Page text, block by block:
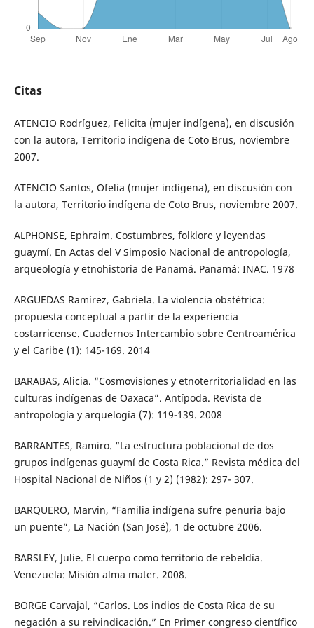
Citas
ATENCIO Rodríguez, Felicita (mujer indígena), en discusión
con la autora, Territorio indígena de Coto Brus, noviembre
2007.
ATENCIO Santos, Ofelia (mujer indígena), en discusión con
la autora, Territorio indígena de Coto Brus, noviembre 2007.
ALPHONSE, Ephraim. Costumbres, folklore y leyendas
guaymí. En Actas del V Simposio Nacional de antropología,
arqueología y etnohistoria de Panamá. Panamá: INAC. 1978
ARGUEDAS Ramírez, Gabriela. La violencia obstétrica:
propuesta conceptual a partir de la experiencia
costarricense. Cuadernos Intercambio sobre Centroamérica
y el Caribe (1): 145-169. 2014
BARABAS, Alicia. “Cosmovisiones y etnoterritorialidad en las
culturas indígenas de Oaxaca”. Antípoda. Revista de
antropología y arquelogía (7): 119-139. 2008
BARRANTES, Ramiro. “La estructura poblacional de dos
grupos indígenas guaymí de Costa Rica.” Revista médica del
Hospital Nacional de Niños (1 y 2) (1982): 297- 307.
BARQUERO, Marvin, “Familia indígena sufre penuria bajo
un puente”, La Nación (San José), 1 de octubre 2006.
BARSLEY, Julie. El cuerpo como territorio de rebeldía.
Venezuela: Misión alma mater. 2008.
BORGE Carvajal, “Carlos. Los indios de Costa Rica de su
negación a su reivindicación.” En Primer congreso científico